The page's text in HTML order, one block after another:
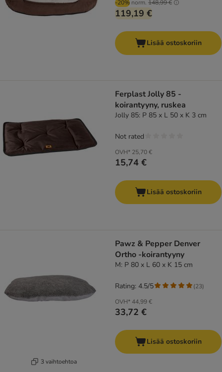
-20% norm. 148,99 €
119,19 €
Lisää ostoskoriin
Ferplast Jolly 85 -
koirantyyny, ruskea
Jolly 85: P 85 x L 50 x K 3 cm
OVH* 25,70 €
15,74 €
Not rated
Lisää ostoskoriin
3 vaihtoehtoa
Pawz & Pepper Denver
Ortho -koirantyyny
M: P 80 x L 60 x K 15 cm
OVH*44,99 €
33,72 €
Rating: 4.5/5 (23)
Lisää ostoskoriin